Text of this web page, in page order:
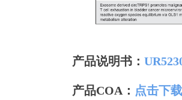
产品说明书：
产品COA： 点击下载